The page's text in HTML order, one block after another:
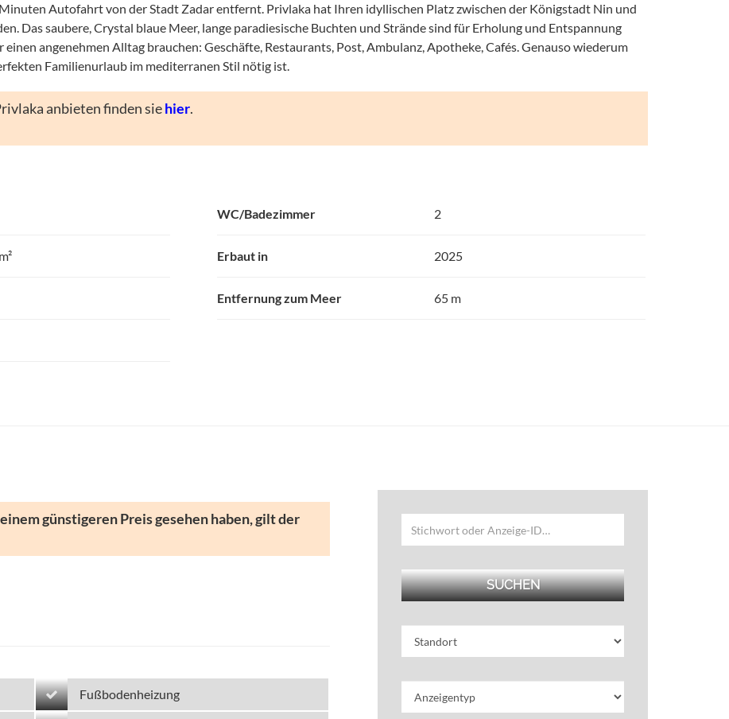
Autofahrt von der Stadt Zadar entfernt. Privlaka hat Ihren idyllischen Platz zwischen der Königstadt Nin und
Das saubere, Crystal blaue Meer, lange paradiesische Buchten und Strände sind für Erholung und Entspannung
angenehmen Alltag brauchen: Geschäfte, Restaurants, Post, Ambulanz, Apotheke, Cafés. Genauso wiederum
Familienurlaub im mediterranen Stil nötig ist.
anbieten finden siehier.
WC/Badezimmer 2
Erbaut in 2025
Entfernung zum Meer 65 m
günstigeren Preis gesehen haben, gilt der
Fußbodenheizung